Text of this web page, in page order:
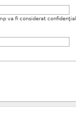
va fi considerat